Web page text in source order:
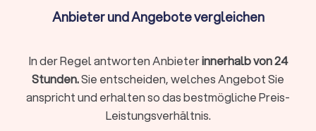
Komplettservice: professionelles Packen, Beschriftung
Betten, Schränke oder Küchen fachgerecht auf-
und abbauen
Halteverbotszonen:Einholen von Genehmigungen und
Aufstellen der Schilder
Entsorgung & Reinigung: besenreine Übergabe der alten
Anbieter und Angebote vergleichen
In der Regel antworten Anbieterinnerhalb von 24
Stunden.Sie entscheiden, welches Angebot Sie
anspricht und erhalten so das bestmögliche Preis-
Leistungsverhältnis.